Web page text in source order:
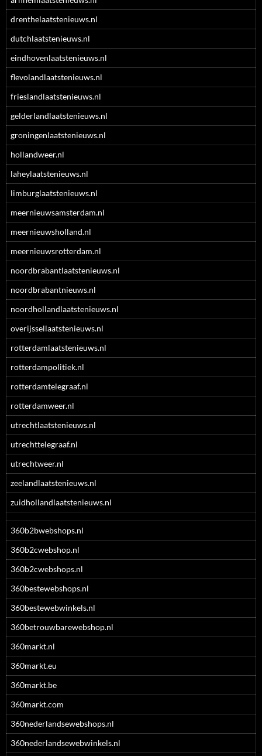
drenthelaatstenieuws.nl
dutchlaatstenieuws.nl
eindhovenlaatstenieuws.nl
flevolandlaatstenieuws.nl
frieslandlaatstenieuws.nl
gelderlandlaatstenieuws.nl
groningenlaatstenieuws.nl
hollandweer.nl
laheylaatstenieuws.nl
limburglaatstenieuws.nl
meernieuwsamsterdam.nl
meernieuwsholland.nl
meernieuwsrotterdam.nl
noordbrabantlaatstenieuws.nl
noordbrabantnieuws.nl
noordhollandlaatstenieuws.nl
overijssellaatstenieuws.nl
rotterdamlaatstenieuws.nl
rotterdampolitiek.nl
rotterdamtelegraaf.nl
rotterdamweer.nl
utrechtlaatstenieuws.nl
utrechttelegraaf.nl
utrechtweer.nl
zeelandlaatstenieuws.nl
zuidhollandlaatstenieuws.nl
360b2bwebshops.nl
360b2cwebshop.nl
360b2cwebshops.nl
360bestewebshops.nl
360bestewebwinkels.nl
360betrouwbarewebshop.nl
360markt.nl
360markt.eu
360markt.be
360markt.com
360nederlandsewebshops.nl
360nederlandsewebwinkels.nl